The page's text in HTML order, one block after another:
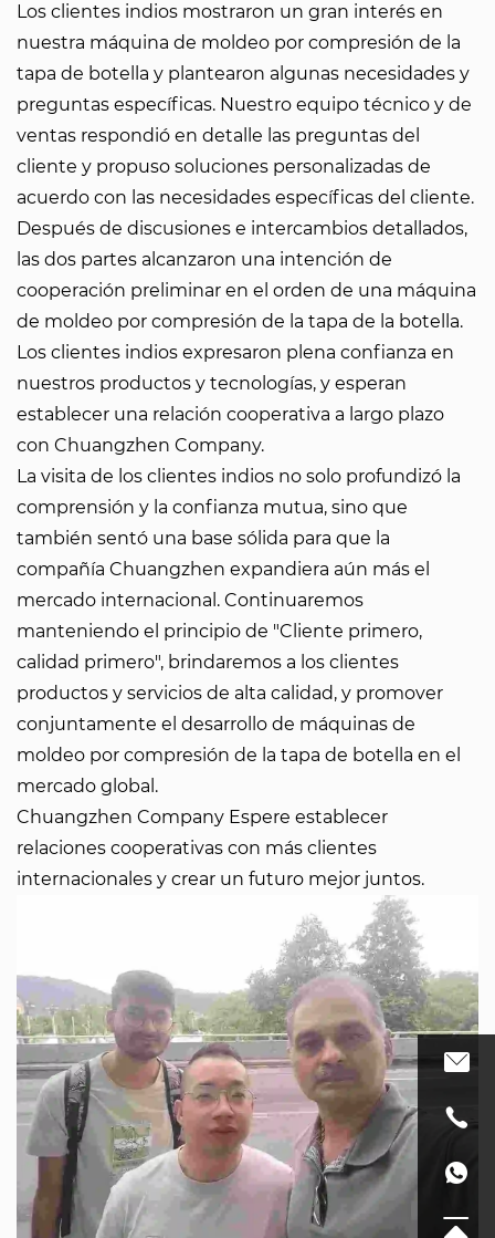
Los clientes indios mostraron un gran interés en
nuestra máquina de moldeo por compresión de la
tapa de botella y plantearon algunas necesidades y
preguntas específicas. Nuestro equipo técnico y de
ventas respondió en detalle las preguntas del
cliente y propuso soluciones personalizadas de
acuerdo con las necesidades específicas del cliente.
Después de discusiones e intercambios detallados,
las dos partes alcanzaron una intención de
cooperación preliminar en el orden de una máquina
de moldeo por compresión de la tapa de la botella.
Los clientes indios expresaron plena confianza en
nuestros productos y tecnologías, y esperan
establecer una relación cooperativa a largo plazo
con Chuangzhen Company.
La visita de los clientes indios no solo profundizó la
comprensión y la confianza mutua, sino que
también sentó una base sólida para que la
compañía Chuangzhen expandiera aún más el
mercado internacional. Continuaremos
manteniendo el principio de "Cliente primero,
calidad primero", brindaremos a los clientes
productos y servicios de alta calidad, y promover
conjuntamente el desarrollo de máquinas de
moldeo por compresión de la tapa de botella en el
mercado global.
Chuangzhen Company Espere establecer
relaciones cooperativas con más clientes
internacionales y crear un futuro mejor juntos.